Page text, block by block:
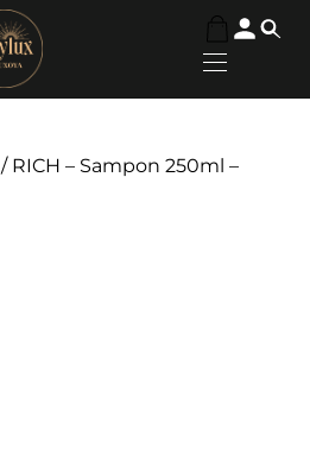
/ RICH – Sampon 250ml –